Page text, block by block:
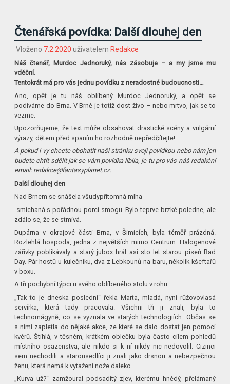
Čtenářská povídka: Další dlouhej den
Vloženo 7.2.2020 uživatelem Redakce
Náš čtenář, Murdoc Jednoruký, nás zásobuje – a my jsme mu
vděční.
Tentokrát má pro vás jednu povídku z neradostné budoucnosti…
Ano, opět je tu náš oblíbený Murdoc Jednoruký, a opět se
podíváme do Brna. V Brně je totiž dost živo – nebo mrtvo, jak se to
vezme.
Upozorňujeme, že text může obsahovat drastické scény a vulgární
výrazy, dětem před spaním ho rozhodně nepředčítejte!
A pokud i vy chcete obohatit naši stránku svoji povídkou nebo nám jen
budete chtít sdělit jak se vám povídka líbila, je tu pro vás náš redakční
email: redakce@fantasyplanet.cz.
Další dlouhej den
Nad Brnem se snášela všudypřítomná mlha
smíchaná s pořádnou porcí smogu. Bylo teprve brzké poledne, ale
zdálo se, že se stmívá.
Dupárna v okrajové části Brna, v Šimicích, byla téměř prázdná.
Rozlehlá hospoda, jedna z největších mimo Centrum. Halogenové
zářivky poblikávaly a starý jubox hrál asi sto let starou píseň Bad
Day. Pár hostů u kulečníku, dva z Lebkounů na baru, několik kšeftařů
v boxu.
A tři pochybní týpci u svého oblíbeného stolu v rohu.
„Tak to je dneska poslední“ řekla Marta, mladá, nyní růžovovlasá
servírka, která tady pracovala. Všichni tři ji znali, byla to
technomágyně, co se vyznala ve starých technologiích. Občas se
s nimi zapletla do nějaké akce, ze které se dalo dostat jen pomocí
kvérů. Štíhlá, v těsném, krátkém oblečku byla často cílem pohledů
místního osazenstva, ale nikdo si k ní nikdy nic nedovolil. Cizinci
sem nechodili a starousedlíci ji znali jako drsnou a nebezpečnou
ženu, která nemá k vytažení nože daleko.
„Kurva už?“ zamžoural podsaditý zjev, kterému hnědý, přelámaný